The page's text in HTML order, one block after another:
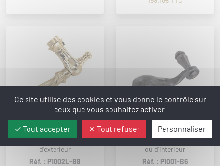
Poignee de porte en laiton
d'exterieur
Réf. : P1002L-B8
Poignee de porte en fer
ou d'interieur
Réf. : P1001-B6
Ce site utilise des cookies et vous donne le contrôle sur
ceux que vous souhaitez activer.
Tout accepter Tout refuser Personnaliser